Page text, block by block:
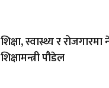
शिक्षा, स्वास्थ्य र
शिक्षामन्त्री पौडेल